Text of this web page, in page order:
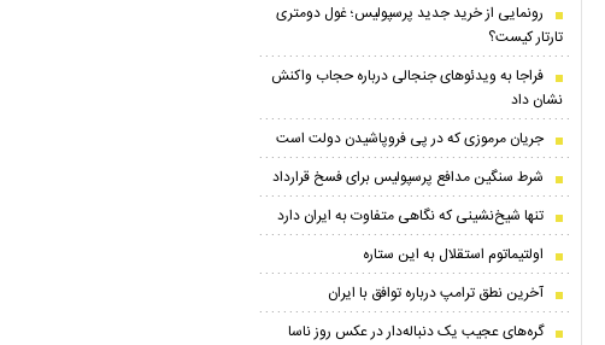
رونمایی از خرید جدید پرسپولیس؛ غول دومتری
تارتار کیست؟
فراجا به ویدئوهای جنجالی درباره حجاب واکنش
نشان داد
جریان مرموزی که در پی فروپاشیدن دولت است
شرط سنگین مدافع پرسپولیس برای فسخ قرارداد
تنها شیخ‌نشینی که نگاهی متفاوت به ایران دارد
اولتیماتوم استقلال به این ستاره
آخرین نطق ترامپ درباره توافق با ایران
گره‌های عجیب یک دنباله‌دار در عکس روز ناسا